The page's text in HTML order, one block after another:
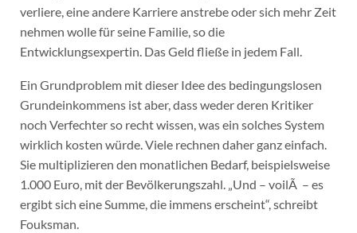
verliere, eine andere Karriere anstrebe oder sich mehr Zeit
nehmen wolle für seine Familie, so die
Entwicklungsexpertin. Das Geld fließe in jedem Fall.
Ein Grundproblem mit dieser Idee des bedingungslosen
Grundeinkommens ist aber, dass weder deren Kritiker
noch Verfechter so recht wissen, was ein solches System
wirklich kosten würde. Viele rechnen daher ganz einfach.
Sie multiplizieren den monatlichen Bedarf, beispielsweise
1.000 Euro, mit der Bevölkerungszahl. „Und – voilÃ – es
ergibt sich eine Summe, die immens erscheint“, schreibt
Fouksman.